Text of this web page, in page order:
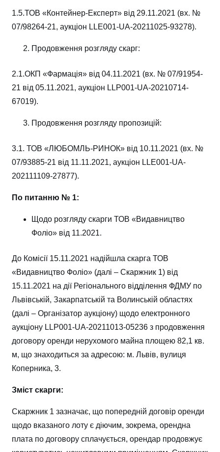
1.5.ТОВ «Контейнер-Експерт» від 29.11.2021 (вх. №
07/98264-21, аукціон LLE001-UA-20211025-93278).
Продовження розгляду скарг:
2.1.ОКП «Фармація» від 04.11.2021 (вх. № 07/91954-
21 від 05.11.2021, аукціон LLP001-UA-20210714-
67019).
Продовження розгляду пропозицій:
3.1. ТОВ «ЛЮБОМЛЬ-РИНОК» від 10.11.2021 (вх. №
07/93885-21 від 11.11.2021, аукціон LLE001-UA-
202111109-27877).
По питанню № 1:
Щодо розгляду скарги ТОВ «Видавництво
Фоліо» від 11.2021.
До Комісії 15.11.2021 надійшла скарга ТОВ
«Видавництво Фоліо» (далі – Скаржник 1) від
15.11.2021 на дії Регіонального відділення ФДМУ по
Львівській, Закарпатській та Волинській областях
(далі – Організатор аукціону) щодо електронного
аукціону LLP001-UA-20211013-05236 з продовження
договору оренди нерухомого майна площею 82,1 кв.
м, що знаходиться за адресою: м. Львів, вулиця
Коперника, 3.
Зміст скарги:
Скаржник 1 зазначає, що попередній договір оренди
щодо вказаного лоту є діючим, зокрема, орендна
плата по договору сплачується, орендар продовжує